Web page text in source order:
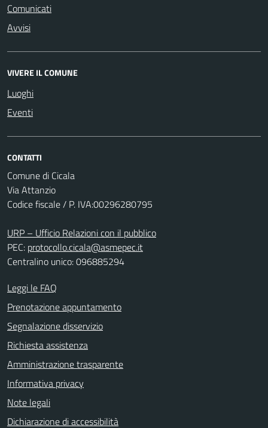
Comunicati
Avvisi
VIVERE IL COMUNE
Luoghi
Eventi
CONTATTI
Comune di Cicala
Via Attanzio
Codice fiscale / P. IVA:00296280795
URP – Ufficio Relazioni con il pubblico
PEC: protocollo.cicala@asmepec.it
Centralino unico: 096885294
Leggi le FAQ
Prenotazione appuntamento
Segnalazione disservizio
Richiesta assistenza
Amministrazione trasparente
Informativa privacy
Note legali
Dichiarazione di accessibilità